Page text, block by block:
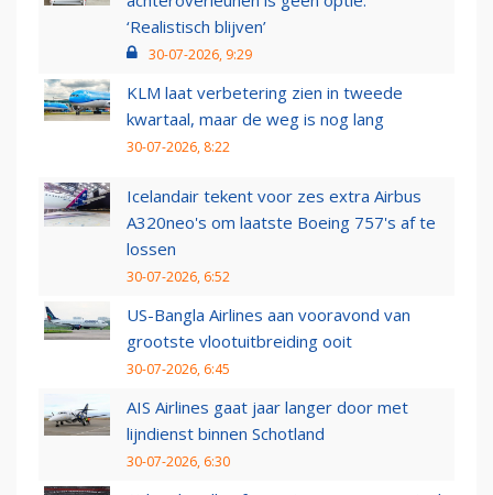
‘Realistisch blijven’
30-07-2026, 9:29
KLM laat verbetering zien in tweede
kwartaal, maar de weg is nog lang
30-07-2026, 8:22
Icelandair tekent voor zes extra Airbus
A320neo's om laatste Boeing 757's af te
lossen
30-07-2026, 6:52
US-Bangla Airlines aan vooravond van
grootste vlootuitbreiding ooit
30-07-2026, 6:45
AIS Airlines gaat jaar langer door met
lijndienst binnen Schotland
30-07-2026, 6:30